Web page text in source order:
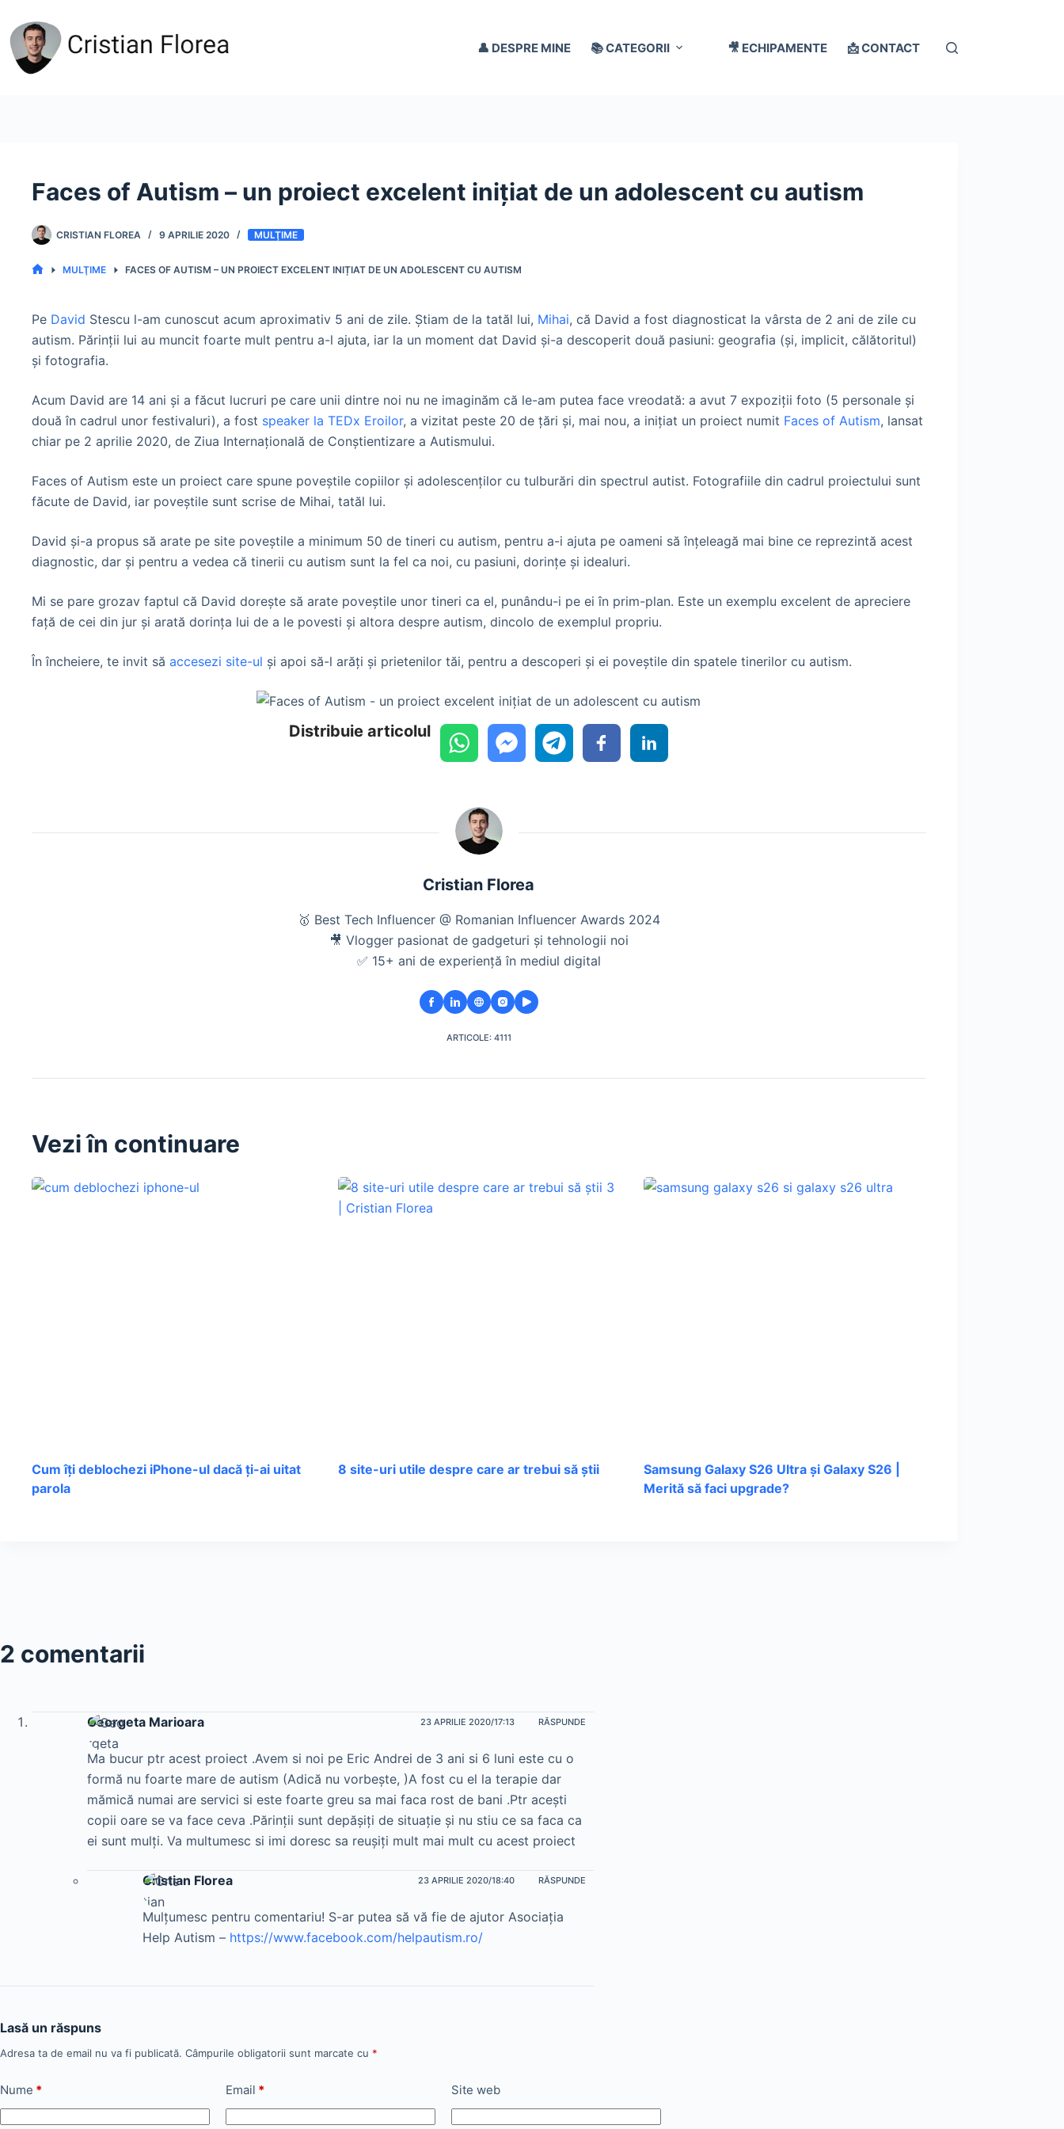
conținut
👤 DESPRE MINE 📚 CATEGORII 🎥 ECHIPAMENTE 📩 CONTACT
Faces of Autism – un proiect excelent inițiat de un adolescent cu autism
CRISTIAN FLOREA 9 APRILIE 2020 MULŢIME
MULŢIME FACES OF AUTISM – UN PROIECT EXCELENT INIȚIAT DE UN ADOLESCENT CU AUTISM
Pe David Stescu l-am cunoscut acum aproximativ 5 ani de zile. Știam de la tatăl lui, Mihai, că David a fost diagnosticat la vârsta de 2 ani de zile cu
autism. Părinții lui au muncit foarte mult pentru a-l ajuta, iar la un moment dat David și-a descoperit două pasiuni: geografia (și, implicit, călătoritul)
și fotografia.
Acum David are 14 ani și a făcut lucruri pe care unii dintre noi nu ne imaginăm că le-am putea face vreodată: a avut 7 expoziții foto (5 personale și
două în cadrul unor festivaluri), a fost speaker la TEDx Eroilor, a vizitat peste 20 de țări și, mai nou, a inițiat un proiect numit Faces of Autism, lansat
chiar pe 2 aprilie 2020, de Ziua Internațională de Conștientizare a Autismului.
Faces of Autism este un proiect care spune poveștile copiilor și adolescenților cu tulburări din spectrul autist. Fotografiile din cadrul proiectului sunt
făcute de David, iar poveștile sunt scrise de Mihai, tatăl lui.
David și-a propus să arate pe site poveștile a minimum 50 de tineri cu autism, pentru a-i ajuta pe oameni să înțeleagă mai bine ce reprezintă acest
diagnostic, dar și pentru a vedea că tinerii cu autism sunt la fel ca noi, cu pasiuni, dorințe și idealuri.
Mi se pare grozav faptul că David dorește să arate poveștile unor tineri ca el, punându-i pe ei în prim-plan. Este un exemplu excelent de apreciere
față de cei din jur și arată dorința lui de a le povesti și altora despre autism, dincolo de exemplul propriu.
În încheiere, te invit să accesezi site-ul și apoi să-l arăți și prietenilor tăi, pentru a descoperi și ei poveștile din spatele tinerilor cu autism.
Distribuie articolul
Cristian Florea
🥇 Best Tech Influencer @ Romanian Influencer Awards 2024
🎥 Vlogger pasionat de gadgeturi și tehnologii noi
✅ 15+ ani de experiență în mediul digital
ARTICOLE: 4111
Vezi în continuare
Cum îți deblochezi iPhone-ul dacă ți-ai uitat
parola
8 site-uri utile despre care ar trebui să știi
Samsung Galaxy S26 Ultra și Galaxy S26 |
Merită să faci upgrade?
2 comentarii
Georgeta Marioara 23 APRILIE 2020/17:13 RĂSPUNDE
Ma bucur ptr acest proiect .Avem si noi pe Eric Andrei de 3 ani si 6 luni este cu o
formă nu foarte mare de autism (Adică nu vorbește, )A fost cu el la terapie dar
mămică numai are servici si este foarte greu sa mai faca rost de bani .Ptr acești
copii oare se va face ceva .Părinții sunt depășiți de situație și nu stiu ce sa faca ca
ei sunt mulți. Va multumesc si imi doresc sa reușiți mult mai mult cu acest proiect
Cristian Florea 23 APRILIE 2020/18:40 RĂSPUNDE
Mulțumesc pentru comentariu! S-ar putea să vă fie de ajutor Asociația
Help Autism – https://www.facebook.com/helpautism.ro/
Lasă un răspuns
Adresa ta de email nu va fi publicată. Câmpurile obligatorii sunt marcate cu *
Nume * Email * Site web